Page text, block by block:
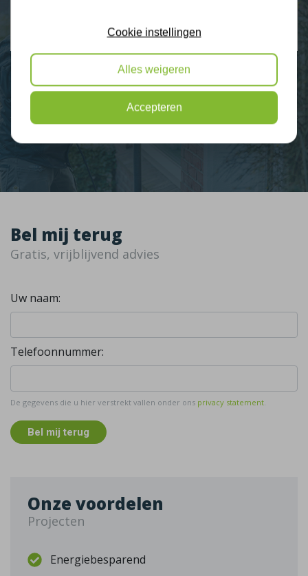
Contact
Bel mij terug
Gratis, vrijblijvend advies
Uw naam:
Telefoonnummer:
De gegevens die u hier verstrekt vallen onder ons privacy statement.
Bel mij terug
Onze voordelen
Projecten
Energiebesparend
Cookie instellingen
Alles weigeren
Accepteren